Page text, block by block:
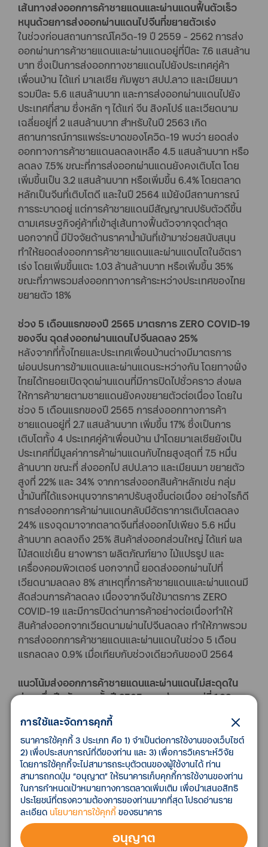
เส้นทางส่งออกการค้าชายแดนและผ่านแดนฟื้นตัวเร็ว
หนุนด้วยการส่งออกผ่านแดนไปจีนที่ขยายตัวเร่ง
ในช่วงก่อนสถานการณ์โควิด-19 ปี 2559 - 2562 การส่ง
ออกผ่านการค้าชายแดนและผ่านแดนอยู่ที่ปีละ 7.6 แสนล้าน
บาท ซึ่งเป็นการส่งออกทางชายแดนไปยังประเทศคู่ค้า
เพื่อนบ้าน ได้แก่ มาเลเซีย กัมพูชา สปป.ลาว และเมียนมา
รวมปีละ 5.6 แสนล้านบาท และการส่งออกผ่านแดนไปยัง
ประเทศที่สาม ซึ่งหลัก ๆ ได้แก่ จีน สิงคโปร์ และเวียดนาม
เฉลี่ยอยู่ที่ 2 แสนล้านบาท สำหรับในปี 2563 เกิด
สถานการณ์การแพร่ระบาดของโควิด-19 พบว่า ยอดส่ง
ออกทางการค้าชายแดนลดลงเหลือ 4.5 แสนล้านบาท หรือ
ลดลง 7.5% ขณะที่การส่งออกผ่านแดนยังคงเติบโต โดย
เพิ่มขึ้นเป็น 3.2 แสนล้านบาท หรือเพิ่มขึ้น 6.4% โดยตลาด
หลักเป็นจีนที่เติบโตดี และในปี 2564 แม้ยังมีสถานการณ์
การระบาดอยู่ แต่การค้าชายแดนมีสัญญาณปรับตัวดีขึ้น
ตามเศรษฐกิจคู่ค้าที่เข้าสู่เส้นทางฟื้นตัวจากจุดต่ำสุด
นอกจากนี้ มีปัจจัยด้านราคาน้ำมันที่เข้ามาช่วยสนับสนุน
ทำให้ยอดส่งออกการค้าชายแดนและผ่านแดนโตในอัตรา
เร่ง โดยเพิ่มขึ้นแตะ 1.03 ล้านล้านบาท หรือเพิ่มขึ้น 35%
ขณะที่ภาพรวมส่งออกทางการค้าระหว่างประเทศของไทย
ขยายตัว 18%
ช่วง 5 เดือนแรกของปี 2565 มาตรการ ZERO COVID-19
ของจีน ฉุดส่งออกผ่านแดนไปจีนลดลง 25%
หลังจากที่ทั้งไทยและประเทศเพื่อนบ้านต่างมีมาตรการ
ผ่อนปรนการข้ามแดนและผ่านแดนระหว่างกัน โดยทางฝั่ง
ไทยได้ทยอยเปิดจุดผ่านแดนที่มีการปิดไปชั่วคราว ส่งผล
ให้การค้าขายตามชายแดนยังคงขยายตัวต่อเนื่อง โดยใน
ช่วง 5 เดือนแรกของปี 2565 การส่งออกทางการค้า
ชายแดนอยู่ที่ 2.7 แสนล้านบาท เพิ่มขึ้น 17% ซึ่งเป็นการ
เติบโตทั้ง 4 ประเทศคู่ค้าเพื่อนบ้าน นำโดยมาเลเซียยังเป็น
ประเทศที่มีมูลค่าการค้าผ่านแดนกับไทยสูงสุดที่ 7.5 หมื่น
ล้านบาท ขณะที่ ส่งออกไป สปป.ลาว และเมียนมา ขยายตัว
สูงที่ 22% และ 34% จากการส่งออกสินค้าหลักเช่น กลุ่ม
น้ำมันที่ได้แรงหนุนจากราคาปรับสูงขึ้นต่อเนื่อง อย่างไรก็ดี
การส่งออกการค้าผ่านแดนกลับมีอัตราการเติบโตลดลง
24% แรงฉุดมาจากตลาดจีนที่ส่งออกไปเพียง 5.6 หมื่น
ล้านบาท ลดลงถึง 25% สินค้าส่งออกส่วนใหญ่ ได้แก่ ผล
ไม้สดแช่เย็น ยางพารา ผลิตภัณฑ์ยาง ไม้แปรรูป และ
เครื่องคอมพิวเตอร์ นอกจากนี้ ยอดส่งออกผ่านไปที่
เวียดนามลดลง 8% สาเหตุที่การค้าชายแดนและผ่านแดนมี
สัดส่วนการค้าลดลง เนื่องจากจีนใช้มาตรการ ZERO
COVID-19 และมีการปิดด่านการค้าอย่างต่อเนื่องทำให้
สินค้าส่งออกจากเวียดนามผ่านไปจีนลดลง ทำให้ภาพรวม
การส่งออกการค้าชายแดนและผ่านแดนในช่วง 5 เดือน
แรกลดลง 0.9% เมื่อเทียบกับช่วงเดียวกันของปี 2564
แนวโน้มส่งออกการค้าชายแดนและผ่านแดนไม่สะดุดใน
ช่วงครึ่งปีหลัง คาดทั้งปี 2565 ยอดส่งออกอยู่ที่ 1.02
ล้านล้านบาท และมาเลเซียยังคงเป็นคู่ค้าอันดับหนึ่ง
ส่วนของส่งออกทางการค้าชายแดน เมื่อพิจารณาถึงแนว
โน้มดีมานด์ของประเทศคู่ค้าเพื่อนบ้าน คาดว่าการส่งออก
ไปมาเลเซียซึ่งเป็นประเทศคู้ค่าอันดับหนึ่งด้านการค้า
ชายแดนยังคงขยายตัวต่อเนื่อง ตามการขยายตัวของ
เศรษฐกิจ และการกลับมาทยอยเปิดด่านเพิ่มขึ้นของทั้ง
สองฝั่ง เช่นเดียวกับกัมพูชาที่มีแนวโน้มนำเข้าจากไทยเพิ่ม
ต่อเนื่องได้แก่ กลุ่มสินค้าเครื่องดื่มที่ไม่มีแอลกอฮอล์
รถยนต์ รถจักรยานยนต์และอะไหล่
การใช้และจัดการคุกกี้
ธนาคารใช้คุกกี้ 3 ประเภท คือ 1) จำเป็นต่อการใช้งานของเว็บไซต์
2) เพื่อประสบการณ์ที่ดีของท่าน และ 3) เพื่อการวิเคราะห์วิจัย
โดยการใช้คุกกี้จะไม่สามารถระบุตัวตนของผู้ใช้งานได้ ท่าน
สามารถกดปุ่ม “อนุญาต” ให้ธนาคารเก็บคุกกี้การใช้งานของท่าน
ในการกำหนดเป้าหมายทางการตลาดเพิ่มเติม เพื่อนำเสนอสิทธิ
ประโยชน์ที่ตรงความต้องการของท่านมากที่สุด โปรดอ่านราย
ละเอียด นโยบายการใช้คุกกี้ของธนาคาร
อนุญาต